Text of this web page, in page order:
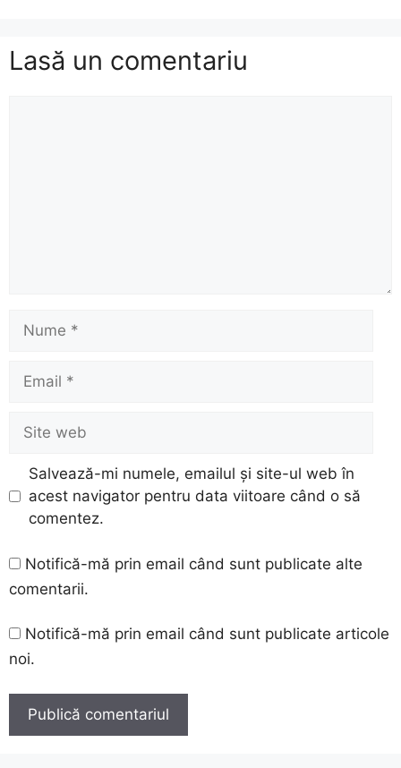
Lasă un comentariu
Nume
Email
Site
web
Salvează-mi numele, emailul și site-ul web în
acest navigator pentru data viitoare când o să
comentez.
Notifică-mă prin email când sunt publicate alte
comentarii.
Notifică-mă prin email când sunt publicate articole
noi.